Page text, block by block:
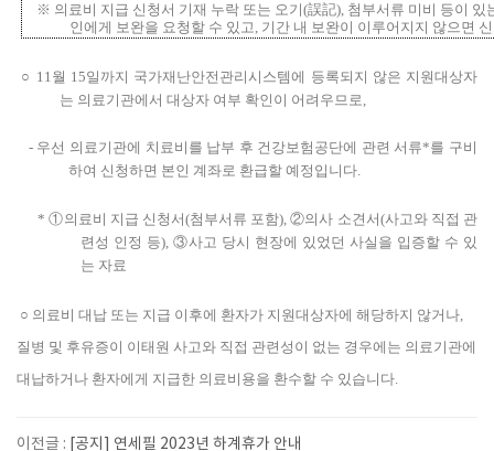
※ 의료비 지급 신청서 기재 누락 또는 오기(誤記), 첨부서류 미비 등이
인에게 보완을 요청 할 수 있고, 기간 내 보완이 이루어지지 않으면
○ 11월 15일까지 국가재난안전관리시스템에 등록되지 않은 지원대상자
는 의료기관에서 대상자 여부 확인 이 어려우므로,
- 우선 의료기관에 치료비 를 납부 후 건강보험공단에 관련 서류*를 구비
하여 신청하면 본인 계좌로 환급할 예정 입니다.
*①의료비 지급 신청서(첨부서류 포함),②의사 소견서(사고와 직접 관
련성 인정 등), ③사고 당시 현장에 있었던 사실을 입증할 수 있
는 자료
○ 의료비 대납 또는 지급 이후에 환자가 지원대상자에 해당하지 않거나,
질병 및 후유증이 이태원 사고와 직접 관련성이 없는 경우에는 의료기관에
대납하거나 환자에게 지급한 의료비용을 환수할 수 있습니다.
이전글 : [공지] 연세필 2023년 하계휴가 안내